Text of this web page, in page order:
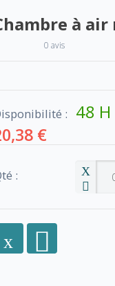
à
0 avis
: 48 H
€
: